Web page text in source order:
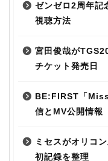
ゼンゼロ2周年記
視聴方法
宮田俊哉が
チケット発売日
BE:FIRST「
信とMV公開情報
ミセスがオリコ
初記録を整理